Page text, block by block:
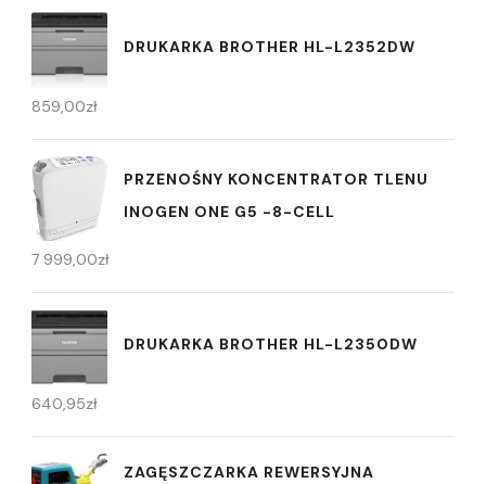
DRUKARKA BROTHER HL-L2352DW
859,00zł
PRZENOŚNY KONCENTRATOR TLENU
INOGEN ONE G5 -8-CELL
7 999,00zł
DRUKARKA BROTHER HL-L2350DW
640,95zł
ZAGĘSZCZARKA REWERSYJNA